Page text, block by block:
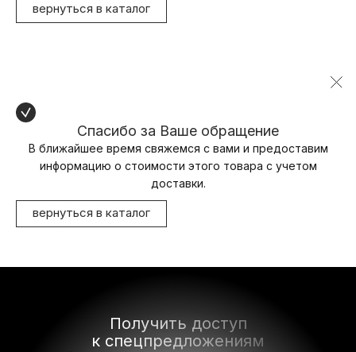
вернуться в каталог
Спасибо за Ваше обращение
В ближайшее время свяжемся с вами и предоставим
информацию о стоимости этого товара с учетом
доставки.
вернуться в каталог
Получить доступ
к спецпредложениям